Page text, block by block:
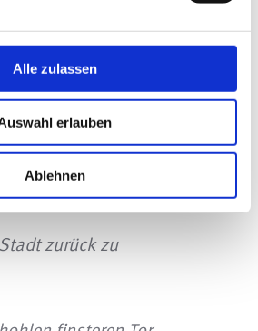
Alle zulassen
erlauben
Ablehnen
geputzte Menschen
um, von diesen
zurück zu